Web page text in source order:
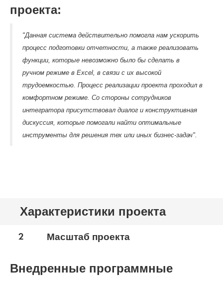
проекта:
"Данная система действительно помогла нам ускорить
процесс подготовки отчетности, а также реализовать
функции, которые невозможно было бы сделать в
ручном режиме в Excel, в связи с их высокой
трудоемкостью. Процесс реализации проекта проходил в
комфортном режиме. Со стороны сотрудников
интегратора присутствовал диалог и конструктивная
дискуссия, которые помогали найти оптимальные
инструменты для решения тех или иных бизнес-задач".
Характеристики проекта
2 Масштаб проекта
Внедренные программные